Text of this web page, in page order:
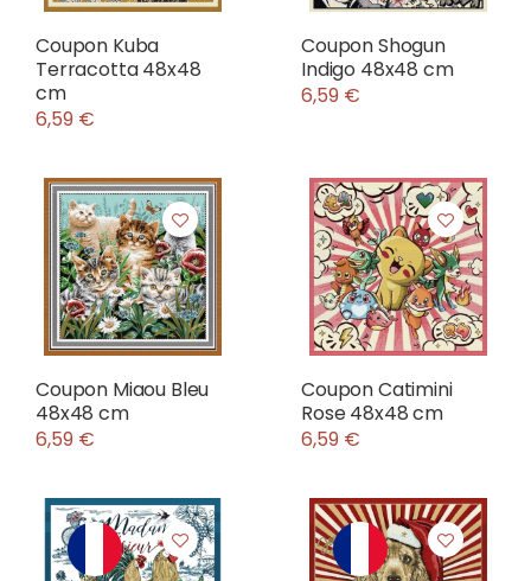
Coupon Kuba
Terracotta 48x48
cm
6,59 €
Coupon Shogun
Indigo 48x48 cm
6,59 €
Coupon Miaou Bleu
48x48 cm
6,59 €
Coupon Catimini
Rose 48x48 cm
6,59 €